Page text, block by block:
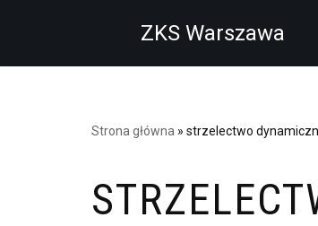
do
ZKS Warszawa
Strona główna » strzelectwo